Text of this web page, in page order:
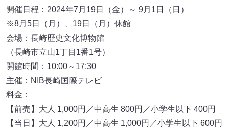
開催日程：2024年7月19日（金）～ 9月1日（日）
※8月5日（月）、19日（月）休館
会場：長崎歴史文化博物館
（長崎市立山1丁目1番1号）
開館時間：10:00～17:30
主催：NIB長崎国際テレビ
料金：
【前売】大人 1,000円／中高生 800円／小学生以下 400円
【当日】大人 1,200円／中高生 1,000円／小学生以下 600円